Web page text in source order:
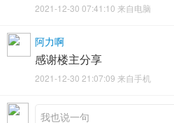
2021-12-30 07:41:10 来自电脑
阿力啊
感谢楼主分享
2021-12-30 21:07:09 来自手机